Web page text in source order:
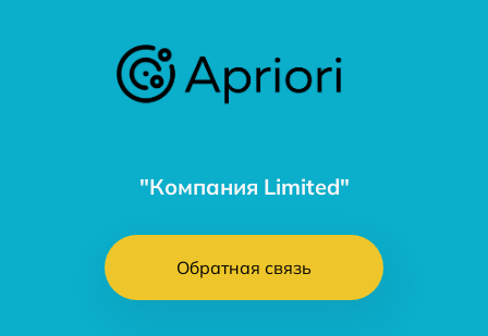
"Компания Limited"
Обратная связь